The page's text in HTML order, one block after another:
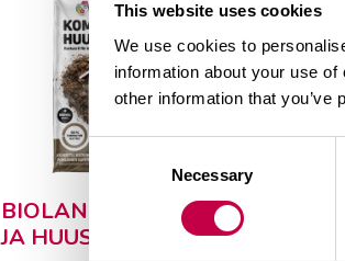
This website uses cookies
We use cookies to
information about your use
other information that you’ve
Consent
Selection
Necessary
BIO­LAN KOM­POS­TI-
JA HUUS­SI­KUI­VI­KE